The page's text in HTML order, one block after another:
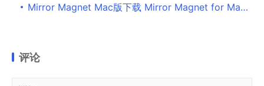
Mirror Magnet Mac版下载 Mirror Magnet for Mac(摄像头工具) v1.2 激活版
评论